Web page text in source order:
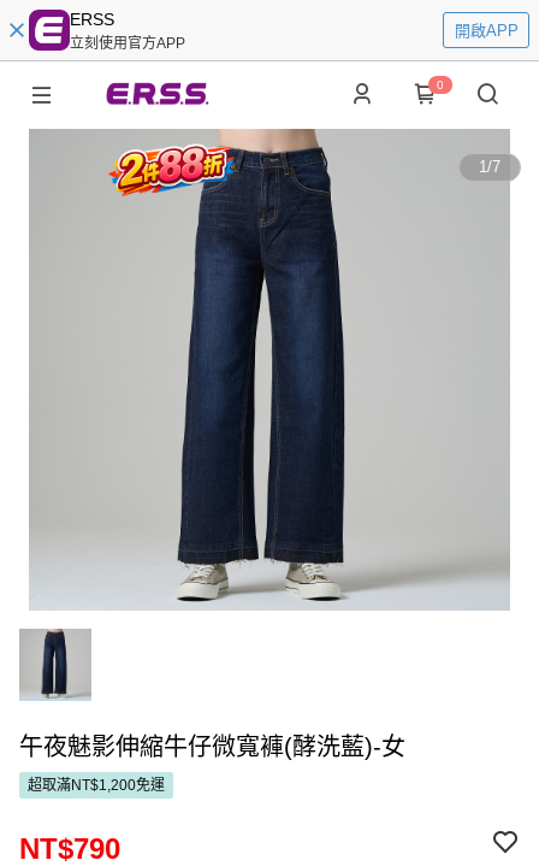
ERSS
立刻使用官方APP
開啟APP
0
1/7
午夜魅影伸縮牛仔微寬褲(酵洗藍)-女
超取滿NT$1,200免運
NT$790